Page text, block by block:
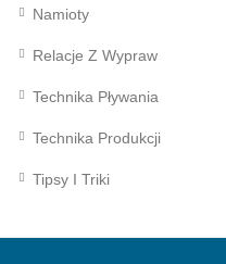
Namioty
Relacje Z Wypraw
Technika Pływania
Technika Produkcji
Tipsy I Triki